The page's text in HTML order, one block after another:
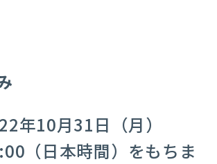
年10月31日（月）
（日本時間）をもちま